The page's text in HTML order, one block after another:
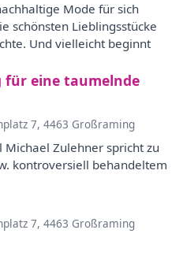
Mode für sich
schönsten Lieblingsstücke
Und vielleicht beginnt
für eine taumelnde
7, 4463 Großraming
Michael Zulehner spricht zu
kontroversiell behandeltem
7, 4463 Großraming